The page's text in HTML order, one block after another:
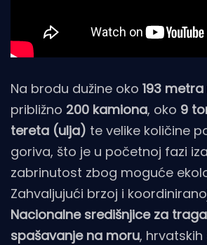
Na brodu dužine oko 193 metra
približno 200 kamiona, oko 9
tereta (ulja) te velike količine
goriva, što je u početnoj fazi
zabrinutost zbog moguće
Zahvaljujući brzoj i
Nacionalne središnjice za
spašavanje na moru, hrvatskih